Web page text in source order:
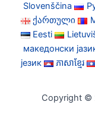
Slovenščina
ქართული
Eesti
македонски
језик
ភាសាខ្មែរ
Copyright ©